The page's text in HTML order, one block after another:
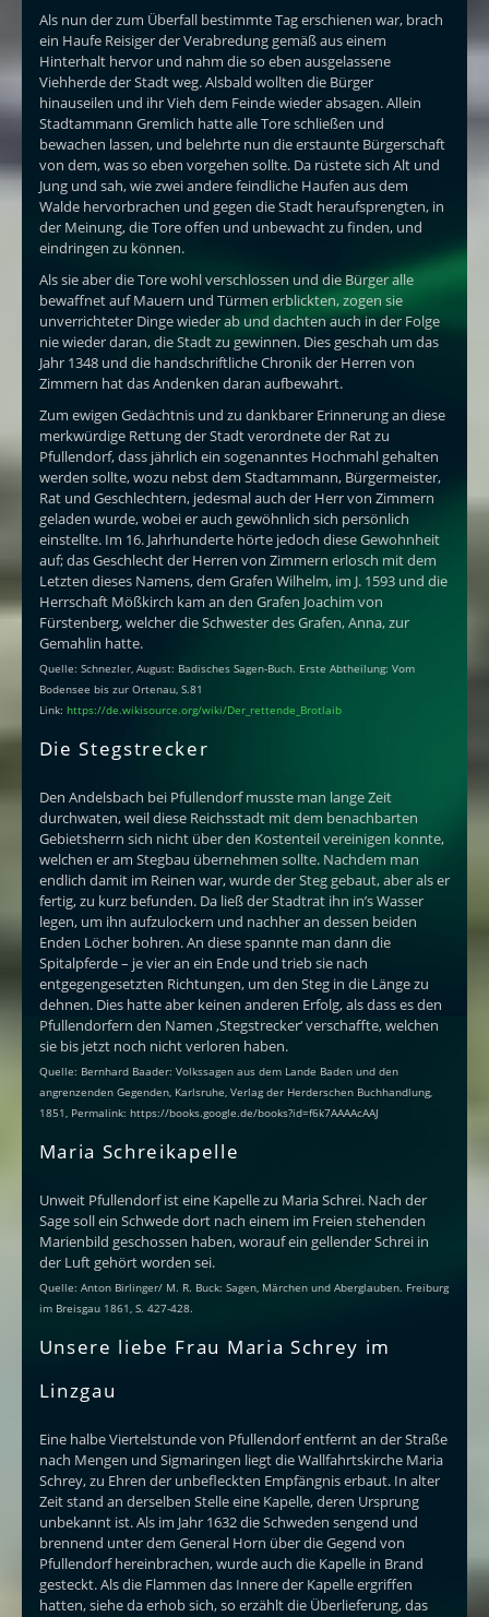
Als nun der zum Überfall bestimmte Tag erschienen war, brach
ein Haufe Reisiger der Verabredung gemäß aus einem
Hinterhalt hervor und nahm die so eben ausgelassene
Viehherde der Stadt weg. Alsbald wollten die Bürger
hinauseilen und ihr Vieh dem Feinde wieder absagen. Allein
Stadtammann Gremlich hatte alle Tore schließen und
bewachen lassen, und belehrte nun die erstaunte Bürgerschaft
von dem, was so eben vorgehen sollte. Da rüstete sich Alt und
Jung und sah, wie zwei andere feindliche Haufen aus dem
Walde hervorbrachen und gegen die Stadt heraufsprengten, in
der Meinung, die Tore offen und unbewacht zu finden, und
eindringen zu können.
Als sie aber die Tore wohl verschlossen und die Bürger alle
bewaffnet auf Mauern und Türmen erblickten, zogen sie
unverrichteter Dinge wieder ab und dachten auch in der Folge
nie wieder daran, die Stadt zu gewinnen. Dies geschah um das
Jahr 1348 und die handschriftliche Chronik der Herren von
Zimmern hat das Andenken daran aufbewahrt.
Zum ewigen Gedächtnis und zu dankbarer Erinnerung an diese
merkwürdige Rettung der Stadt verordnete der Rat zu
Pfullendorf, dass jährlich ein sogenanntes Hochmahl gehalten
werden sollte, wozu nebst dem Stadtammann, Bürgermeister,
Rat und Geschlechtern, jedesmal auch der Herr von Zimmern
geladen wurde, wobei er auch gewöhnlich sich persönlich
einstellte. Im 16. Jahrhunderte hörte jedoch diese Gewohnheit
auf; das Geschlecht der Herren von Zimmern erlosch mit dem
Letzten dieses Namens, dem Grafen Wilhelm, im J. 1593 und die
Herrschaft Mößkirch kam an den Grafen Joachim von
Fürstenberg, welcher die Schwester des Grafen, Anna, zur
Gemahlin hatte.
Quelle: Schnezler, August: Badisches Sagen-Buch. Erste Abtheilung: Vom
Bodensee bis zur Ortenau, S.81
Link: https://de.wikisource.org/wiki/Der_rettende_Brotlaib
Die Stegstrecker
Den Andelsbach bei Pfullendorf musste man lange Zeit
durchwaten, weil diese Reichsstadt mit dem benachbarten
Gebietsherrn sich nicht über den Kostenteil vereinigen konnte,
welchen er am Stegbau übernehmen sollte. Nachdem man
endlich damit im Reinen war, wurde der Steg gebaut, aber als er
fertig, zu kurz befunden. Da ließ der Stadtrat ihn in’s Wasser
legen, um ihn aufzulockern und nachher an dessen beiden
Enden Löcher bohren. An diese spannte man dann die
Spitalpferde – je vier an ein Ende und trieb sie nach
entgegengesetzten Richtungen, um den Steg in die Länge zu
dehnen. Dies hatte aber keinen anderen Erfolg, als dass es den
Pfullendorfern den Namen ‚Stegstrecker‘ verschaffte, welchen
sie bis jetzt noch nicht verloren haben.
Quelle: Bernhard Baader: Volkssagen aus dem Lande Baden und den
angrenzenden Gegenden, Karlsruhe, Verlag der Herderschen Buchhandlung,
1851, Permalink: https://books.google.de/books?id=f6k7AAAAcAAJ
Maria Schreikapelle
Unweit Pfullendorf ist eine Kapelle zu Maria Schrei. Nach der
Sage soll ein Schwede dort nach einem im Freien stehenden
Marienbild geschossen haben, worauf ein gellender Schrei in
der Luft gehört worden sei.
Quelle: Anton Birlinger/ M. R. Buck: Sagen, Märchen und Aberglauben. Freiburg
im Breisgau 1861, S. 427-428.
Unsere liebe Frau Maria Schrey im
Linzgau
Eine halbe Viertelstunde von Pfullendorf entfernt an der Straße
nach Mengen und Sigmaringen liegt die Wallfahrtskirche Maria
Schrey, zu Ehren der unbefleckten Empfängnis erbaut. In alter
Zeit stand an derselben Stelle eine Kapelle, deren Ursprung
unbekannt ist. Als im Jahr 1632 die Schweden sengend und
brennend unter dem General Horn über die Gegend von
Pfullendorf hereinbrachen, wurde auch die Kapelle in Brand
gesteckt. Als die Flammen das Innere der Kapelle ergriffen
hatten, siehe da erhob sich, so erzählt die Überlieferung, das